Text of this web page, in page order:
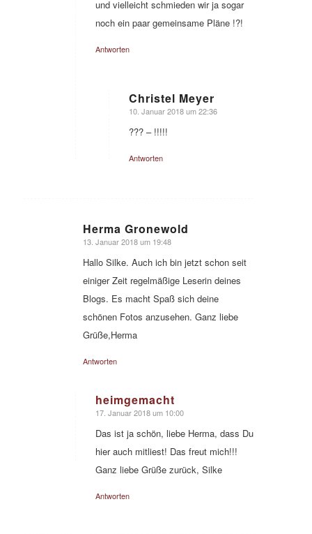
und vielleicht schmieden wir ja sogar
noch ein paar gemeinsame Pläne !?!
Antworten
Christel Meyer
sagte:
10. Januar 2018 um 22:36
??? – !!!!!
Antworten
Herma Gronewold
sagte:
13. Januar 2018 um 19:48
Hallo Silke. Auch ich bin jetzt schon seit
einiger Zeit regelmäßige Leserin deines
Blogs. Es macht Spaß sich deine
schönen Fotos anzusehen. Ganz liebe
Grüße,Herma
Antworten
heimgemacht
sagte:
17. Januar 2018 um 10:00
Das ist ja schön, liebe Herma, dass Du
hier auch mitliest! Das freut mich!!!
Ganz liebe Grüße zurück, Silke
Antworten